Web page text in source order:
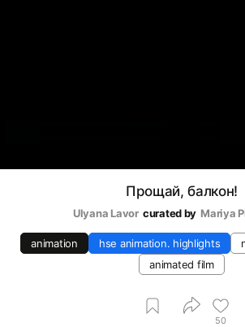
Прощай, балкон!
Ulyana Lavor curated by Mariya
animation hse animation. highlights
animated film
50